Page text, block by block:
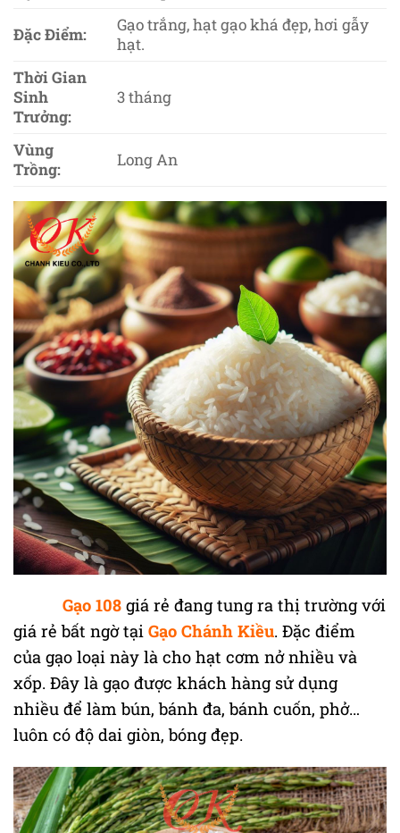
Đặc Điểm:
Gạo trắng, hạt gạo khá đẹp, hơi gẫy
hạt.
Thời Gian
Sinh
Trưởng:
3 tháng
Vùng
Trồng:
Long An
Gạo 108 giá rẻ đang tung ra thị trường với
giá rẻ bất ngờ tại Gạo Chánh Kiều. Đặc điểm
của gạo loại này là cho hạt cơm nở nhiều và
xốp. Đây là gạo được khách hàng sử dụng
nhiều để làm bún, bánh đa, bánh cuốn, phở…
luôn có độ dai giòn, bóng đẹp.